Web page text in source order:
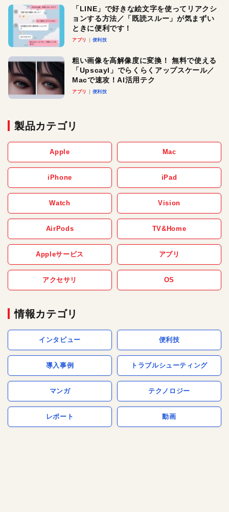
「LINE」で好きな絵文字を使ってリアクシ
ョンする方法／「既読スルー」が気まずい
ときに便利です！
アプリ 便利技
粗い画像を高解像度に変換！ 無料で使える
「Upscayl」でらくらくアップスケール／
Macで速攻！AI活用テク
アプリ 便利技
製品カテゴリ
Apple Mac
iPhone iPad
Watch Vision
AirPods TV&Home
Appleサービス アプリ
アクセサリ OS
情報カテゴリ
インタビュー 便利技
導入事例 トラブルシューティング
マンガ テクノロジー
レポート 動画